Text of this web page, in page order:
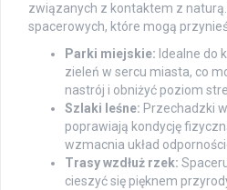
związanych z kontaktem z
spacerowych, które mogą
Parki miejskie: Idealne do
zieleń w sercu miasta, co
nastrój i obniżyć poziom
Szlaki leśne: Przechadzki
poprawiają kondycję
wzmacnia układ
Trasy wzdłuż rzek:
cieszyć się pięknem